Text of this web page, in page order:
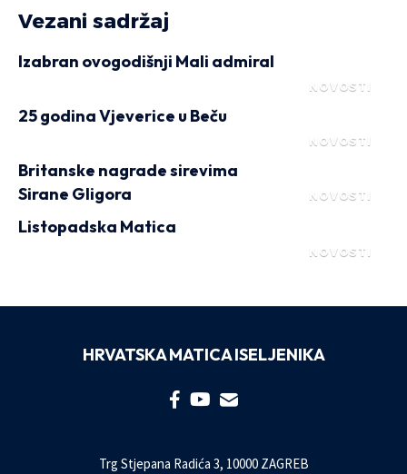
Vezani sadržaj
NOVOSTI
Izabran ovogodišnji Mali admiral
NOVOSTI
25 godina Vjeverice u Beču
NOVOSTI
Britanske nagrade sirevima
Sirane Gligora
NOVOSTI
Listopadska Matica
HRVATSKA MATICA ISELJENIKA
Trg Stjepana Radića 3, 10000 ZAGREB